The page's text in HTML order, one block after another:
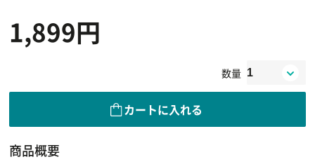
1,899円
数量
カートに入れる
商品概要